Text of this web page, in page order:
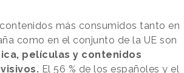
más consumidos tanto en
como en el conjunto de la UE son
películas y contenidos
El 56 % de los españoles y el